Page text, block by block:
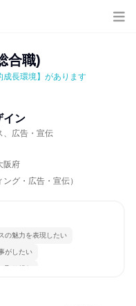
合職)
成長環境】があります
イン
、広告・宣伝
阪府
グ・広告・宣伝）
の魅力を表現したい
がしたい
取り組む